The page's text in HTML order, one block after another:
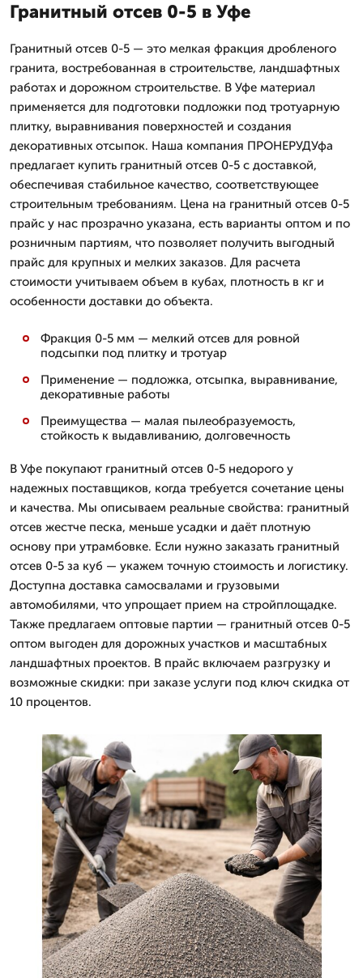
Гранитный отсев 0-5 в Уфе
Гранитный отсев 0-5 — это мелкая фракция дробленого
гранита, востребованная в строительстве, ландшафтных
работах и дорожном строительстве. В Уфе материал
применяется для подготовки подложки под тротуарную
плитку, выравнивания поверхностей и создания
декоративных отсыпок. Наша компания ПРОНЕРУДУфа
предлагает купить гранитный отсев 0-5 с доставкой,
обеспечивая стабильное качество, соответствующее
строительным требованиям. Цена на гранитный отсев 0-5
прайс у нас прозрачно указана, есть варианты оптом и по
розничным партиям, что позволяет получить выгодный
прайс для крупных и мелких заказов. Для расчета
стоимости учитываем объем в кубах, плотность в кг и
особенности доставки до объекта.
Фракция 0-5 мм — мелкий отсев для ровной
подсыпки под плитку и тротуар
Применение — подложка, отсыпка, выравнивание,
декоративные работы
Преимущества — малая пылеобразуемость,
стойкость к выдавливанию, долговечность
В Уфе покупают гранитный отсев 0-5 недорого у
надежных поставщиков, когда требуется сочетание цены
и качества. Мы описываем реальные свойства: гранитный
отсев жестче песка, меньше усадки и даёт плотную
основу при утрамбовке. Если нужно заказать гранитный
отсев 0-5 за куб — укажем точную стоимость и логистику.
Доступна доставка самосвалами и грузовыми
автомобилями, что упрощает прием на стройплощадке.
Также предлагаем оптовые партии — гранитный отсев 0-5
оптом выгоден для дорожных участков и масштабных
ландшафтных проектов. В прайс включаем разгрузку и
возможные скидки: при заказе услуги под ключ скидка от
10 процентов.